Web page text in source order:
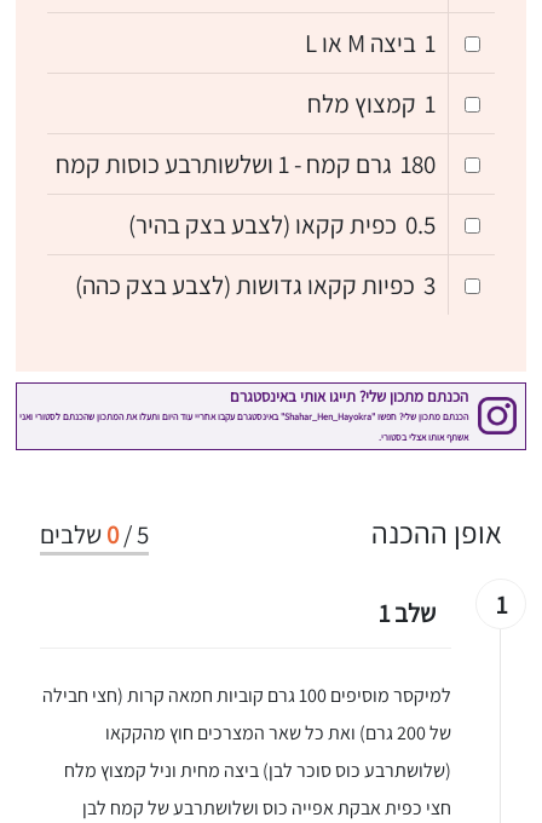
1 ביצה M או L
1 קמצוץ מלח
180 גרם קמח - 1 ושלשותרבע כוסות קמח
0.5 כפית קקאו (לצבע בצק בהיר)
3 כפיות קקאו גדושות (לצבע בצק כהה)
5
/
0 שלבים אופן ההכנה
1 שלב 1
למיקסר מוסיפים 100 גרם קוביות חמאה קרות (חצי חבילה
של 200 גרם) ואת כל שאר המצרכים חוץ מהקקאו
(שלושתרבע כוס סוכר לבן) ביצה מחית וניל קמצוץ מלח
חצי כפית אבקת אפייה כוס ושלושתרבע של קמח לבן